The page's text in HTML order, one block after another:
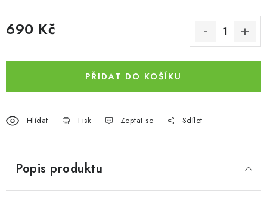
690 Kč
PŘIDAT DO KOŠÍKU
Tisk Zeptat se
Hlídat Sdílet
Popis produktu